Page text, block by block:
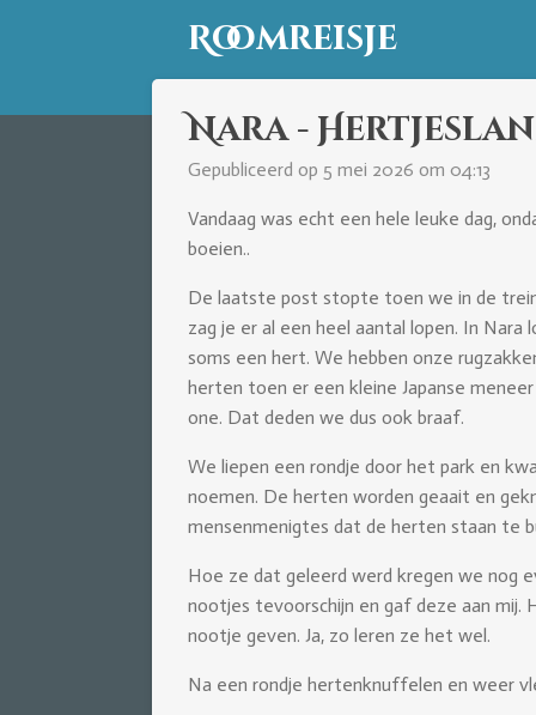
de
Roomreisje
Nara -
Gepubliceerd op 5 mei 2026 om 04:13
Vandaag was echt een hele leuke dag,
boeien..
De laatste post stopte toen we in de
zag je er al een heel aantal lopen. In
soms een hert. We hebben onze
herten toen er een kleine Japanse
one. Dat deden we dus ook braaf.
We liepen een rondje door het park en
noemen. De herten worden geaait en
mensenmenigtes dat de herten staan te
Hoe ze dat geleerd werd kregen we nog
nootjes tevoorschijn en gaf deze aan
nootje geven. Ja, zo leren ze het wel.
Na een rondje hertenknuffelen en weer